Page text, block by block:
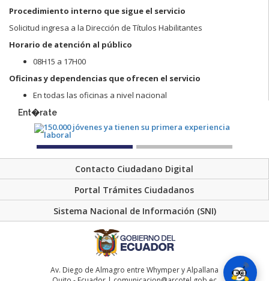
Procedimiento interno que sigue el servicio
Solicitud ingresa a la Dirección de Títulos Habilitantes
Horario de atención al público
08H15 a 17H00
Oficinas y dependencias que ofrecen el servicio
En todas las oficinas a nivel nacional
Ent�rate
Contacto Ciudadano Digital
Portal Trámites Ciudadanos
Sistema Nacional de Información (SNI)
Av. Diego de Almagro entre Whymper y Alpallana